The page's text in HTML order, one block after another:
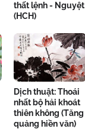
thất lệnh - Nguyệt
(HCH)
Dịch thuật: Thoái
nhất bộ hải khoát
thiên không (Tăng
quảng hiền văn)